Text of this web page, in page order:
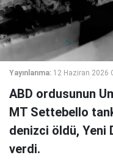
Yayınlanma: 12 Haziran 2026
ABD ordusunun
MT Settebello
denizci öldü, Yeni
verdi.